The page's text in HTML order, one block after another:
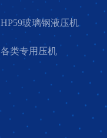
HP59玻璃钢液压机
各类专用压机